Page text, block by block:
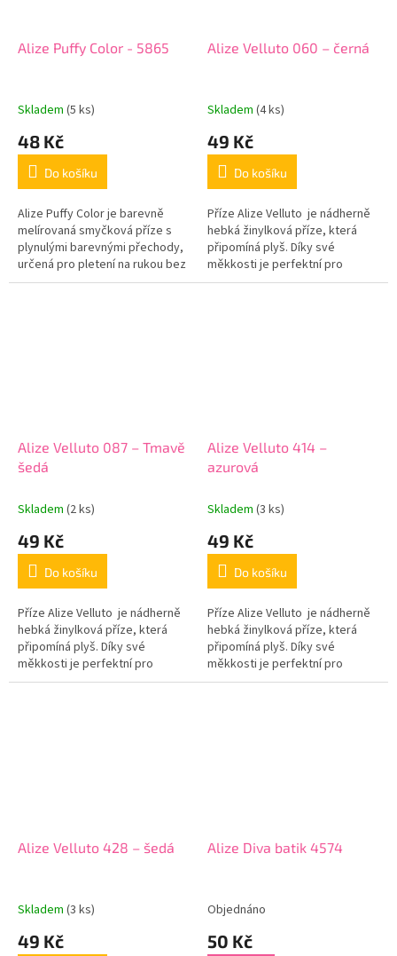
Alize Puffy Color - 5865
Skladem (5 ks)
48 Kč
Do košíku
Alize Puffy Color je barevně
melírovaná smyčková příze s
plynulými barevnými přechody,
určená pro pletení na rukou bez
háčku a jehlic. Velká
Alize Velluto 060 – černá
Skladem (4 ks)
49 Kč
Do košíku
Příze Alize Velluto je nádherně
hebká žinylková příze, která
připomíná plyš. Díky své
měkkosti je perfektní pro
výrobu amigurumi hraček, dek,
Alize Velluto 087 – Tmavě
šedá
Skladem (2 ks)
49 Kč
Do košíku
Příze Alize Velluto je nádherně
hebká žinylková příze, která
připomíná plyš. Díky své
měkkosti je perfektní pro
výrobu amigurumi hraček, dek,
Alize Velluto 414 –
azurová
Skladem (3 ks)
49 Kč
Do košíku
Příze Alize Velluto je nádherně
hebká žinylková příze, která
připomíná plyš. Díky své
měkkosti je perfektní pro
výrobu amigurumi hraček, dek,
Alize Velluto 428 – šedá
Skladem (3 ks)
49 Kč
Alize Diva batik 4574
Objednáno
50 Kč